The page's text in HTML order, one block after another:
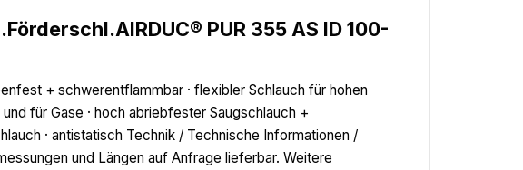
PUR 355 AS ID 100-
+ schwerentflammbar · flexibler Schlauch für hohen
für Gase · hoch abriebfester Saugschlauch +
· antistatisch Technik / Technische Informationen /
und Längen auf Anfrage lieferbar. Weitere